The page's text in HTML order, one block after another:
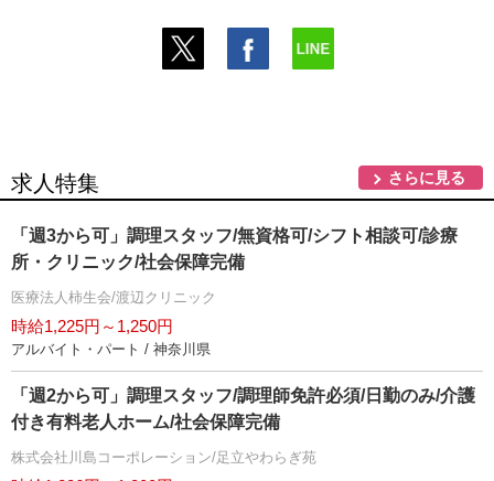
求人特集 さらに見る
「週3から可」調理スタッフ/無資格可/シフト相談可/診療
所・クリニック/社会保障完備
医療法人柿生会/渡辺クリニック
時給1,225円～1,250円
アルバイト・パート / 神奈川県
「週2から可」調理スタッフ/調理師免許必須/日勤のみ/介護
付き有料老人ホーム/社会保障完備
株式会社川島コーポレーション/足立やわらぎ苑